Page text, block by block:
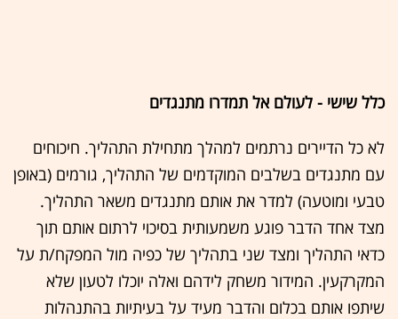
כלל שישי - לעולם אל תמדרו מתנגדים
לא כל הדיירים נרתמים למהלך מתחילת התהליך. חיכוחים
עם מתנגדים בשלבים המוקדמים של התהליך, גורמים (באופן
טבעי ומוטעה) למדר את אותם מתנגדים משאר התהליך.
מצד אחד הדבר פוגע משמעותית בסיכוי לרתום אותם תוך
כדאי התהליך ומצד שני בתהליך של כפיה מול המפקח/ת על
המקרקעין. המידור משחק לידהם ואלה יוכלו לטעון שלא
שיתפו אותם בכלום והדבר מעיד על בעיתיות בהתנהלות